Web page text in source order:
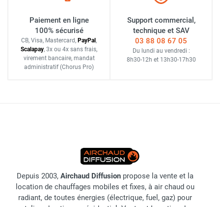
Paiement en ligne
100% sécurisé
CB, Visa, Mastercard, PayPal ,
Scalapay, 3x ou 4x sans frais,
virement bancaire, mandat
administratif (Chorus Pro)
Support commercial,
technique et SAV
03 88 08 67 05
Du lundi au vendredi :
8h30-12h et 13h30-17h30
Depuis 2003, Airchaud Diffusion propose la vente et la
location de chauffages mobiles et fixes, à air chaud ou
radiant, de toutes énergies (électrique, fuel, gaz) pour